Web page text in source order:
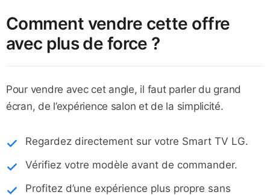
Comment vendre cette offre
avec plus de force ?
Pour vendre avec cet angle, il faut parler du grand
écran, de l’expérience salon et de la simplicité.
Regardez directement sur votre Smart TV LG.
Vérifiez votre modèle avant de commander.
Profitez d’une expérience plus propre sans